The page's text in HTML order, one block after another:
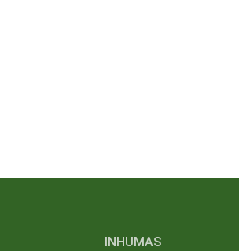
INHUMAS